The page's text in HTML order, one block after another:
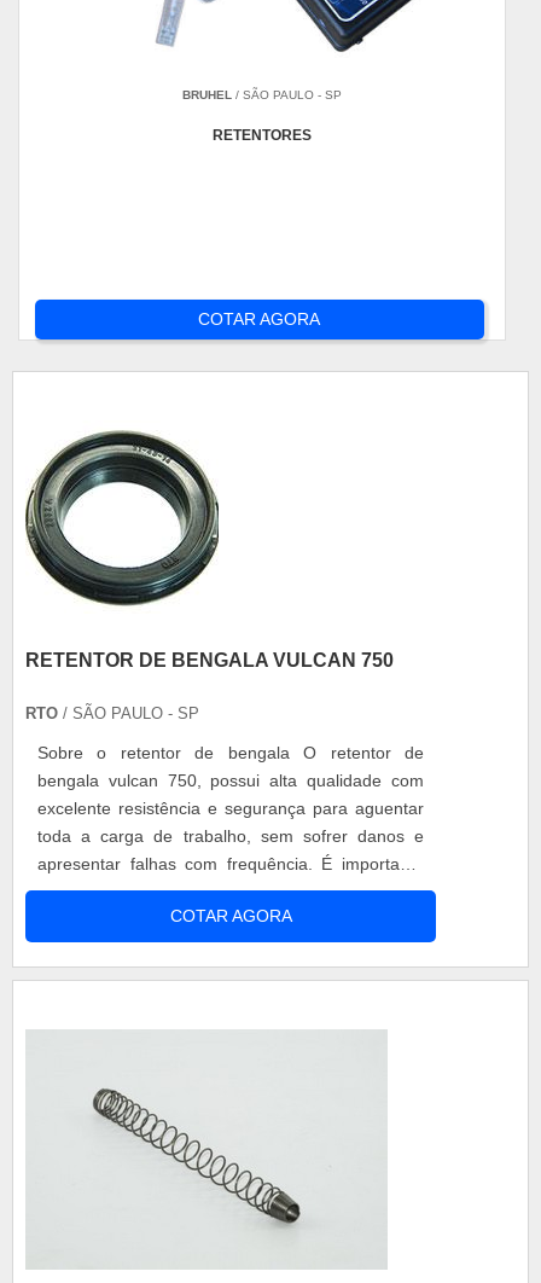
BRUHEL / SÃO PAULO - SP
RETENTORES
COTAR AGORA
RETENTOR DE BENGALA VULCAN 750
RTO / SÃO PAULO - SP
Sobre o retentor de bengala O retentor de
bengala vulcan 750, possui alta qualidade com
excelente resistência e segurança para aguentar
toda a carga de trabalho, sem sofrer danos e
apresentar falhas com frequência. É importante
também, que o retentor de bengala tenha boa
durabilidade para que a peça não precise ser
trocada a todo momento, evitando assim, gastos
COTAR AGORA